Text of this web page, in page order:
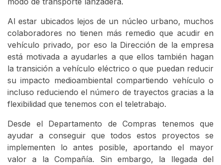
Al estar ubicados lejos de un núcleo urbano, muchos
colaboradores no tienen más remedio que acudir en
vehículo privado, por eso la Dirección de la empresa
está motivada a ayudarles a que ellos también hagan
la transición a vehículo eléctrico o que puedan reducir
su impacto medioambiental compartiendo vehículo o
incluso reduciendo el número de trayectos gracias a la
flexibilidad que tenemos con el teletrabajo.
Desde el Departamento de Compras tenemos que
ayudar a conseguir que todos estos proyectos se
implementen lo antes posible, aportando el mayor
valor a la Compañía. Sin embargo, la llegada del